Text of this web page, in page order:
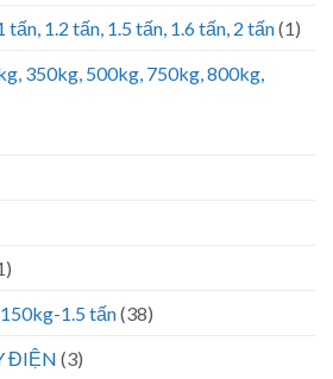
tấn, 1.2 tấn, 1.5 tấn, 1.6 tấn, 2 tấn(1)
350kg, 500kg, 750kg, 800kg,
1.5 tấn(38)
ĐIỆN (3)